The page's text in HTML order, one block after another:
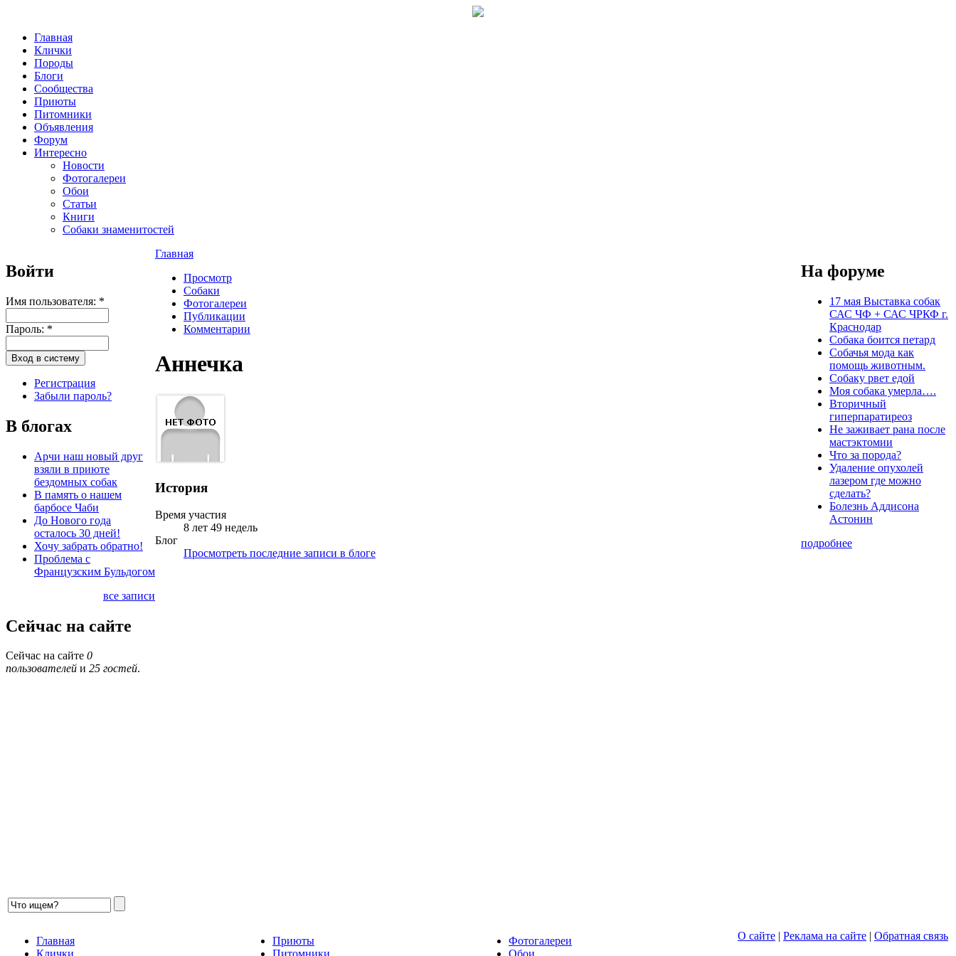
Главная
Клички
Породы
Блоги
Сообщества
Приюты
Питомники
Объявления
Форум
Интересно
Новости
Фотогалереи
Обои
Статьи
Книги
Собаки знаменитостей
Войти
Имя пользователя: *
Пароль: *
Регистрация
Забыли пароль?
В блогах
Арчи наш новый друг
взяли в приюте
бездомных собак
В память о нашем
барбосе Чаби
До Нового года
осталось 30 дней!
Хочу забрать обратно!
Проблема с
Французским Бульдогом
все записи
Сейчас на сайте
Сейчас на сайте 0
пользователей и 25 гостей.
Главная
Просмотр
Собаки
Фотогалереи
Публикации
Комментарии
Аннечка
История
Время участия
8 лет 49 недель
Блог
Просмотреть последние записи в блоге
На форуме
17 мая Выставка собак
САС ЧФ + САС ЧРКФ г.
Краснодар
Собака боится петард
Собачья мода как
помощь животным.
Собаку рвет едой
Моя собака умерла….
Вторичный
гиперпаратиреоз
Не заживает рана после
мастэктомии
Что за порода?
Удаление опухолей
лазером где можно
сделать?
Болезнь Аддисона
Астонин
подробнее
Главная
Клички
Приюты
Питомники
Фотогалереи
Обои
О сайте | Реклама на сайте | Обратная связь